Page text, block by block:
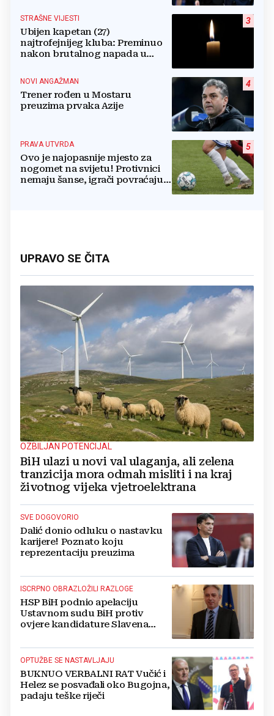
3
STRAŠNE VIJESTI
Ubijen kapetan (27)
najtrofejnijeg kluba: Preminuo
nakon brutalnog napada u
4
NOVI ANGAŽMAN
Trener rođen u Mostaru
preuzima prvaka Azije
5
PRAVA UTVRDA
Ovo je najopasnije mjesto za
nogomet na svijetu! Protivnici
nemaju šanse, igrači povraćaju,
UPRAVO SE ČITA
OZBILJAN POTENCIJAL
BiH ulazi u novi val ulaganja, ali zelena
tranzicija mora odmah misliti i na kraj
životnog vijeka vjetroelektrana
SVE DOGOVORIO
Dalić donio odluku o nastavku
karijere! Poznato koju
reprezentaciju preuzima
ISCRPNO OBRAZLOŽILI RAZLOGE
HSP BiH podnio apelaciju
Ustavnom sudu BiH protiv
ovjere kandidature Slavena
OPTUŽBE SE NASTAVLJAJU
BUKNUO VERBALNI RAT Vučić i
Helez se posvađali oko Bugojna,
padaju teške riječi